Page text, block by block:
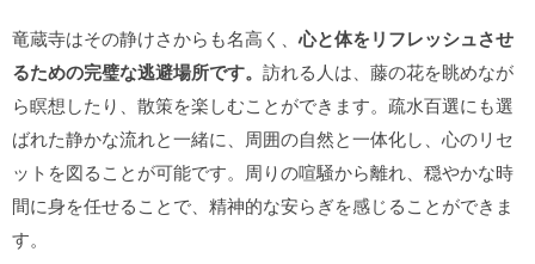
竜蔵寺はその静けさからも名高く、心と体をリフレッシュさせ
るための完璧な逃避場所です。 訪れる人は、藤の花を眺めなが
ら瞑想したり、散策を楽しむことができます。疏水百選にも選
ばれた静かな流れと一緒に、周囲の自然と一体化し、心のリセ
ットを図ることが可能です。周りの喧騒から離れ、穏やかな時
間に身を任せることで、精神的な安らぎを感じることができま
す。